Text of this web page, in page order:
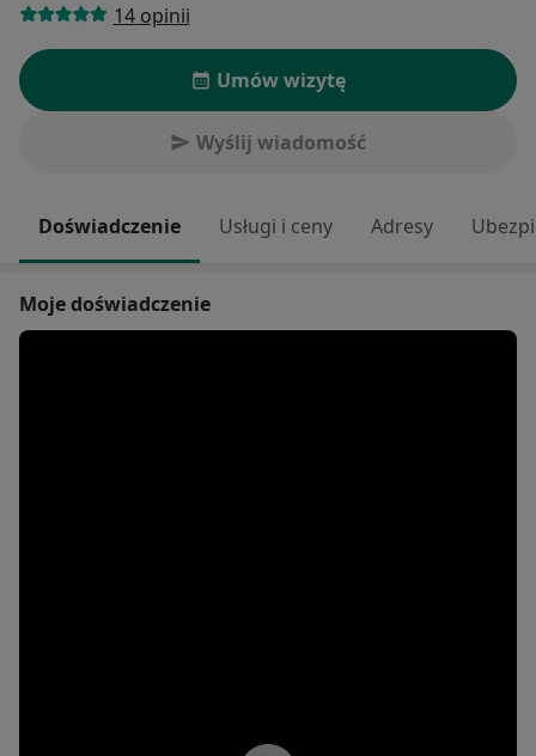
14 opinii
Umów wizytę
Wyślij wiadomość
Doświadczenie Usługi i ceny Adresy
Moje doświadczenie